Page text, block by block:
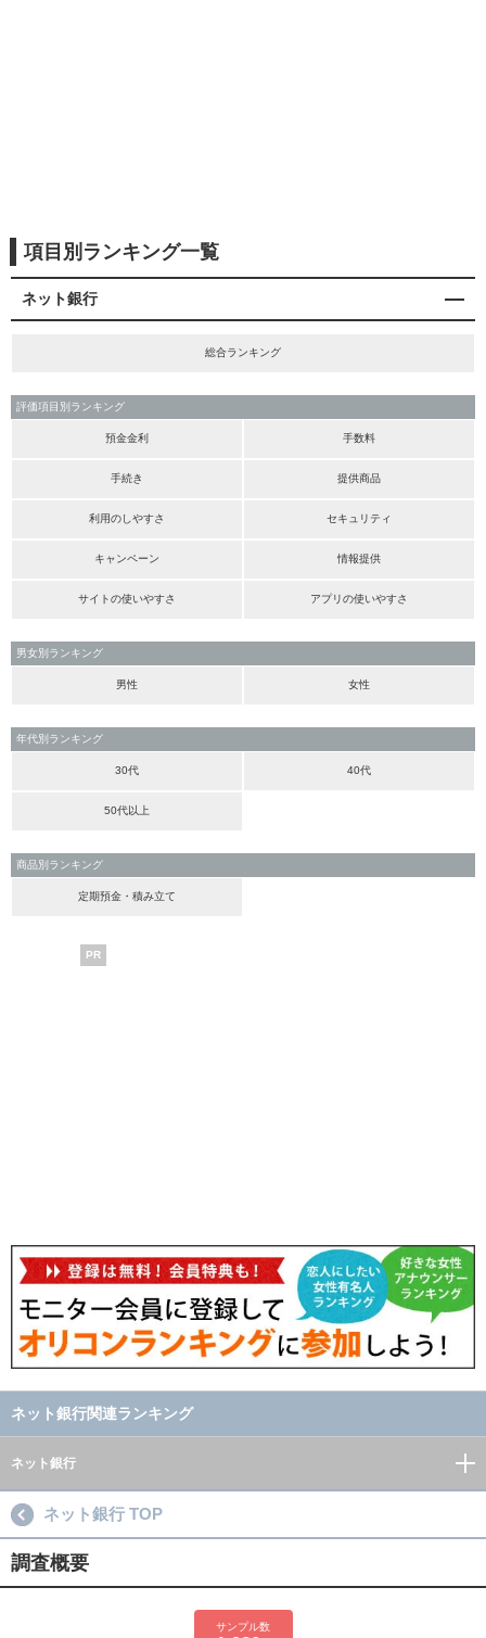
項目別ランキング一覧
ネット銀行
総合ランキング
評価項目別ランキング
預金金利 手数料
手続き 提供商品
利用のしやすさ セキュリティ
キャンペーン 情報提供
サイトの使いやすさ アプリの使いやすさ
男女別ランキング
男性 女性
年代別ランキング
30代 40代
50代以上
商品別ランキング
定期預金・積み立て
PR
ネット銀行関連ランキング
ネット銀行
ネット銀行 TOP
調査概要
サンプル数